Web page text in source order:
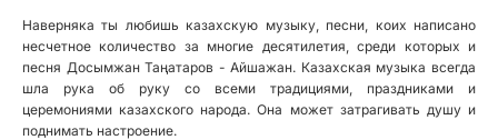
Наверняка ты любишь казахскую музыку, песни, коих написано
несчетное количество за многие десятилетия, среди которых и
песня Досымжан Таңатаров - Айшажан. Казахская музыка всегда
шла рука об руку со всеми традициями, праздниками и
церемониями казахского народа. Она может затрагивать душу и
поднимать настроение.